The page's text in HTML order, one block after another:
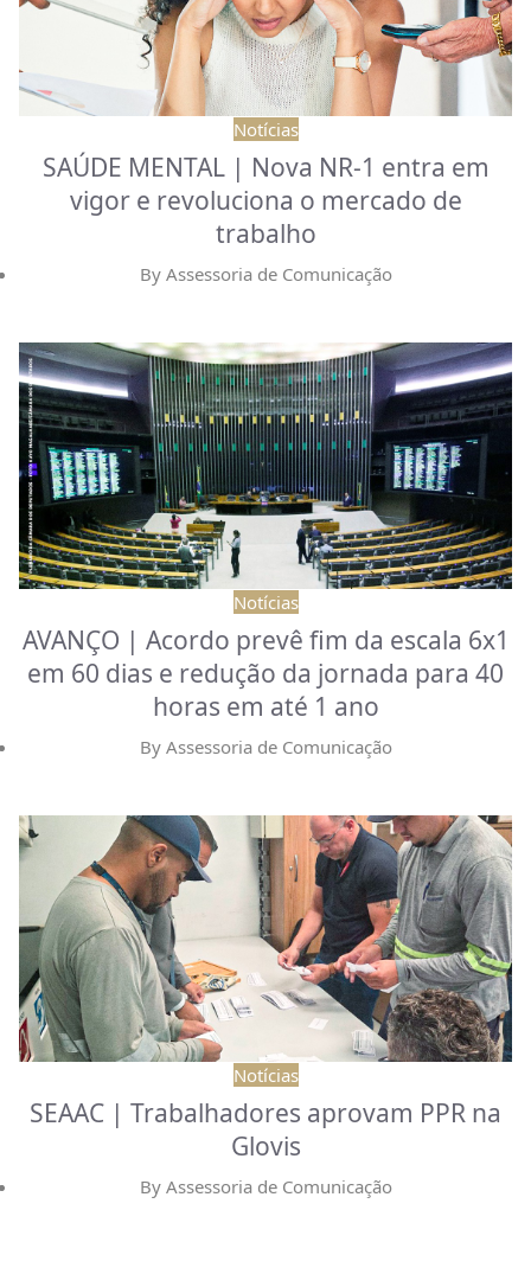
Notícias
SAÚDE MENTAL | Nova NR-1 entra em
vigor e revoluciona o mercado de
trabalho
By Assessoria de Comunicação
Notícias
AVANÇO | Acordo prevê fim da escala 6x1
em 60 dias e redução da jornada para 40
horas em até 1 ano
By Assessoria de Comunicação
Notícias
SEAAC | Trabalhadores aprovam PPR na
Glovis
By Assessoria de Comunicação